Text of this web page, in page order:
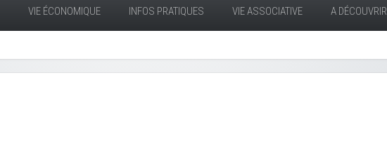
VIE ÉCONOMIQUE INFOS PRATIQUES VIE ASSOCIATIVE A DÉCOUVRIR